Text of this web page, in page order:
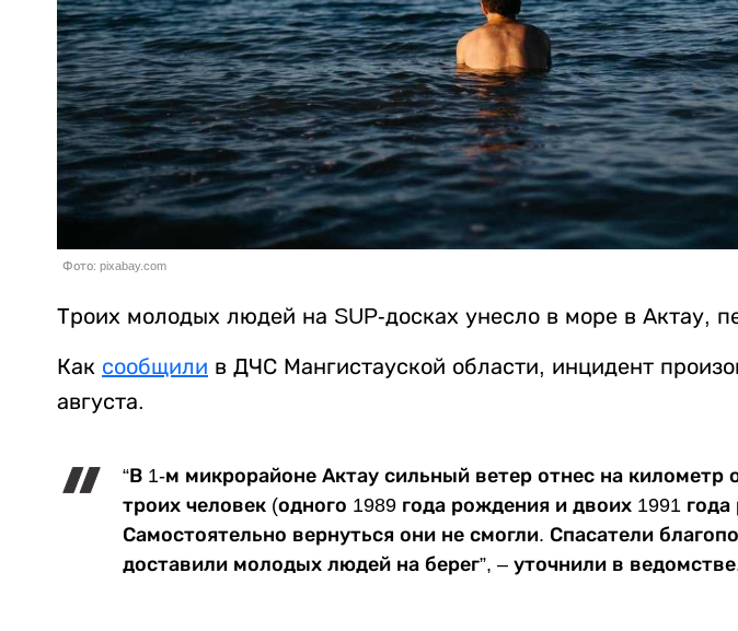
Фото: pixabay.com
Троих молодых людей на SUP-досках унесло в море в Актау,
Как сообщили в ДЧС Мангистауской области, инцидент
августа.
“В 1-м микрорайоне Актау сильный ветер отнес на километр
троих человек (одного 1989 года рождения и двоих 1991
Самостоятельно вернуться они не смогли. Спасатели
доставили молодых людей на берег”, – уточнили в